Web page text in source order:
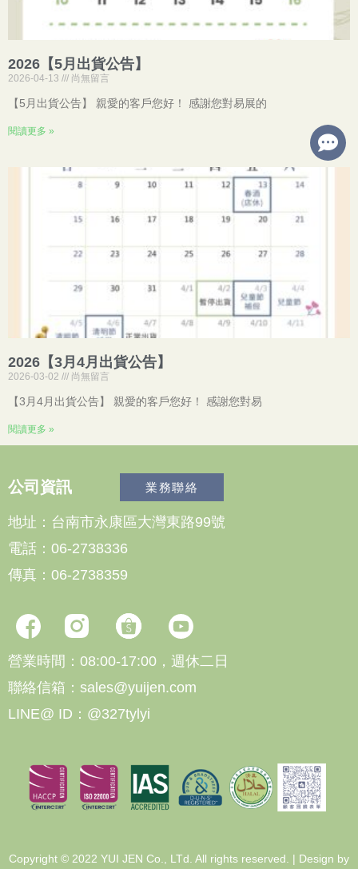
2026【5月出貨公告】
2026-04-13 尚無留言
【5月出貨公告】 親愛的客戶您好！ 感謝您對易展的
閱讀更多 »
2026【3月4月出貨公告】
2026-03-02 尚無留言
【3月4月出貨公告】 親愛的客戶您好！ 感謝您對易
閱讀更多 »
公司資訊 業務聯絡
地址：台南市永康區大灣東路99號
電話：06-2738336
傳真：06-2738359
營業時間：08:00-17:00，週休二日
聯絡信箱：sales@yuijen.com
LINE@ ID：@327tylyi
Copyright © 2022 YUI JEN Co., LTd. All rights reserved. | Design by